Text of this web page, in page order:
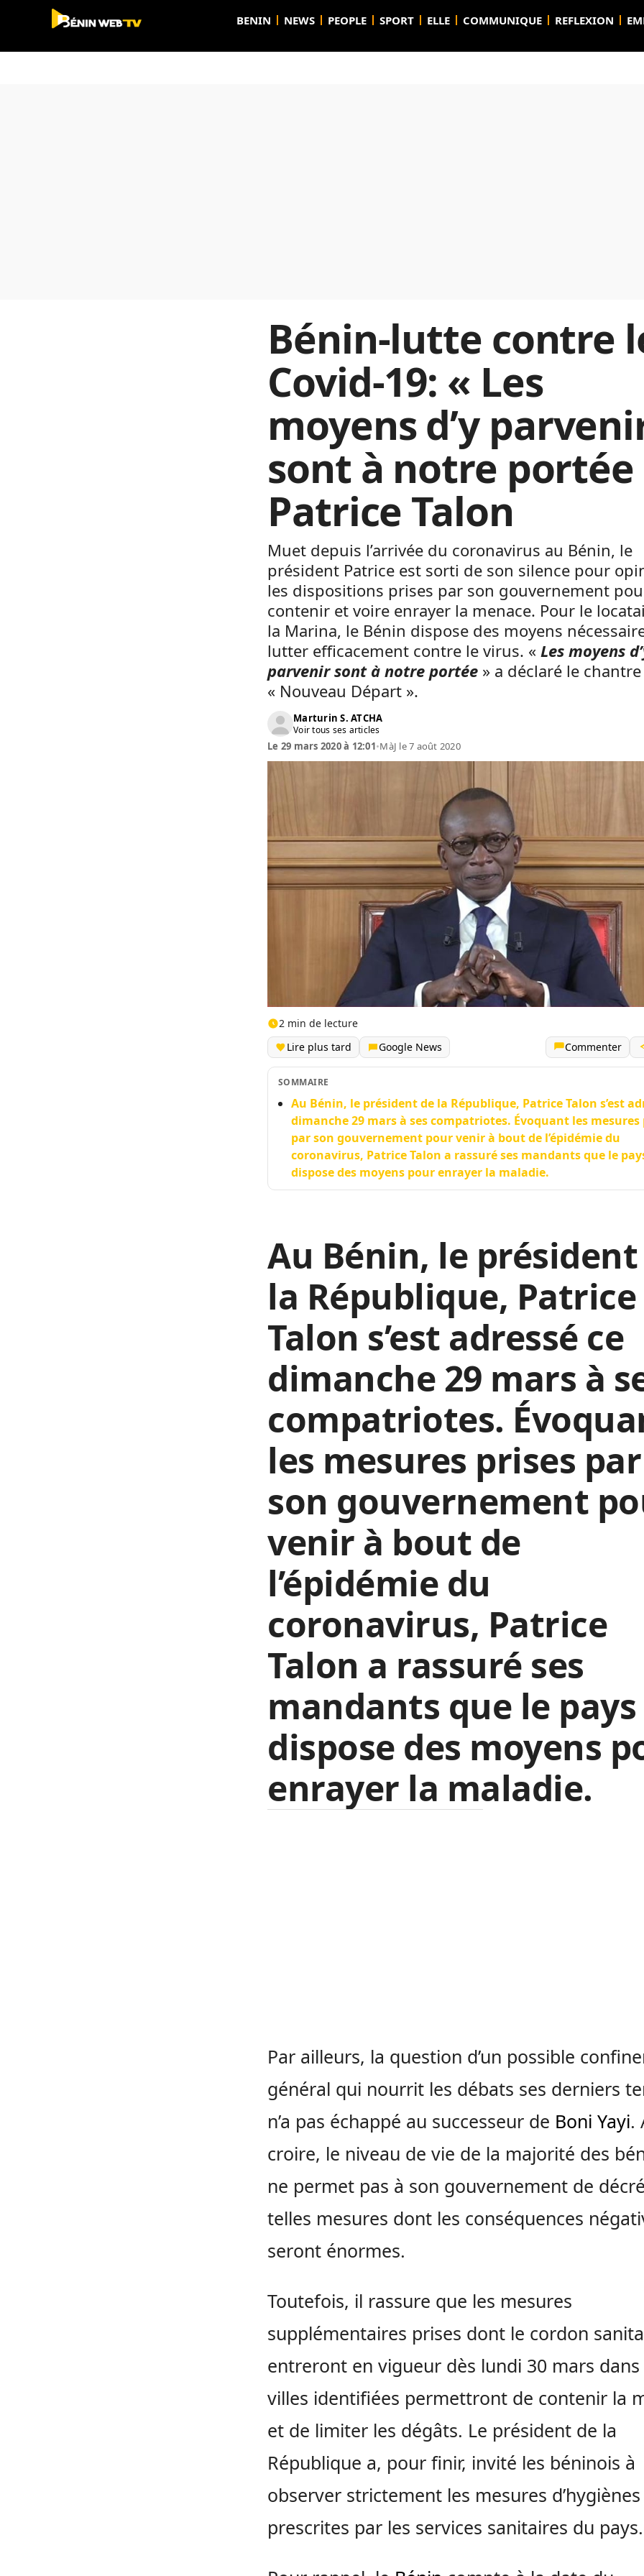
BENIN NEWS PEOPLE SPORT ELLE COMMUNIQUE REFLEXION
Bénin-lutte contre
Covid-19: « Les
moyens d’y
sont à notre portée
Patrice Talon
Muet depuis l’arrivée du coronavirus au Bénin, le
président Patrice est sorti de son silence pour
les dispositions prises par son gouvernement
contenir et voire enrayer la menace. Pour le
la Marina, le Bénin dispose des moyens
lutter efficacement contre le virus. « Les moyens
parvenir sont à notre portée » a déclaré le
« Nouveau Départ ».
Marturin S. ATCHA
Voir tous ses articles
Le 29 mars 2020 à 12:01•MàJ le 7 août 2020
2 min de lecture
Lire plus tard
Google News Commenter
SOMMAIRE
Au Bénin, le président de la République, Patrice Talon s’est
dimanche 29 mars à ses compatriotes. Évoquant les mesures
par son gouvernement pour venir à bout de l’épidémie du
coronavirus, Patrice Talon a rassuré ses mandants que le
dispose des moyens pour enrayer la maladie.
Au Bénin, le
la République, Patrice
Talon s’est adressé ce
dimanche 29 mars à
compatriotes.
les mesures prises par
son gouvernement
venir à bout de
l’épidémie du
coronavirus, Patrice
Talon a rassuré ses
mandants que le pays
dispose des moyens
enrayer la maladie.
Par ailleurs, la question d’un possible
général qui nourrit les débats ses derniers
n’a pas échappé au successeur de Boni Yayi.
croire, le niveau de vie de la majorité des
ne permet pas à son gouvernement de
telles mesures dont les conséquences
seront énormes.
Toutefois, il rassure que les mesures
supplémentaires prises dont le cordon
entreront en vigueur dès lundi 30 mars dans
villes identifiées permettront de contenir la
et de limiter les dégâts. Le président de la
République a, pour finir, invité les béninois à
observer strictement les mesures d’hygiènes
prescrites par les services sanitaires du pays.